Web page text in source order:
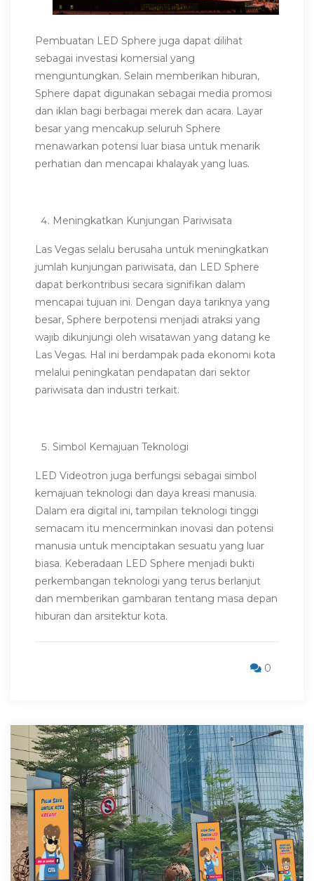
Pembuatan LED Sphere juga dapat dilihat
sebagai investasi komersial yang
menguntungkan. Selain memberikan hiburan,
Sphere dapat digunakan sebagai media promosi
dan iklan bagi berbagai merek dan acara. Layar
besar yang mencakup seluruh Sphere
menawarkan potensi luar biasa untuk menarik
perhatian dan mencapai khalayak yang luas.
Meningkatkan Kunjungan Pariwisata
Las Vegas selalu berusaha untuk meningkatkan
jumlah kunjungan pariwisata, dan LED Sphere
dapat berkontribusi secara signifikan dalam
mencapai tujuan ini. Dengan daya tariknya yang
besar, Sphere berpotensi menjadi atraksi yang
wajib dikunjungi oleh wisatawan yang datang ke
Las Vegas. Hal ini berdampak pada ekonomi kota
melalui peningkatan pendapatan dari sektor
pariwisata dan industri terkait.
Simbol Kemajuan Teknologi
LED Videotron juga berfungsi sebagai simbol
kemajuan teknologi dan daya kreasi manusia.
Dalam era digital ini, tampilan teknologi tinggi
semacam itu mencerminkan inovasi dan potensi
manusia untuk menciptakan sesuatu yang luar
biasa. Keberadaan LED Sphere menjadi bukti
perkembangan teknologi yang terus berlanjut
dan memberikan gambaran tentang masa depan
hiburan dan arsitektur kota.
0